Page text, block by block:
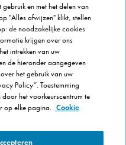
gebruik en met het delen van
"Alles afwijzen" klikt, stellen
de noodzakelijke cookies
krijgen over ons
intrekken van uw
de hieronder aangegeven
het gebruik van uw
Policy”. Toestemming
het voorkeurscentrum te
op elke pagina. Cookie